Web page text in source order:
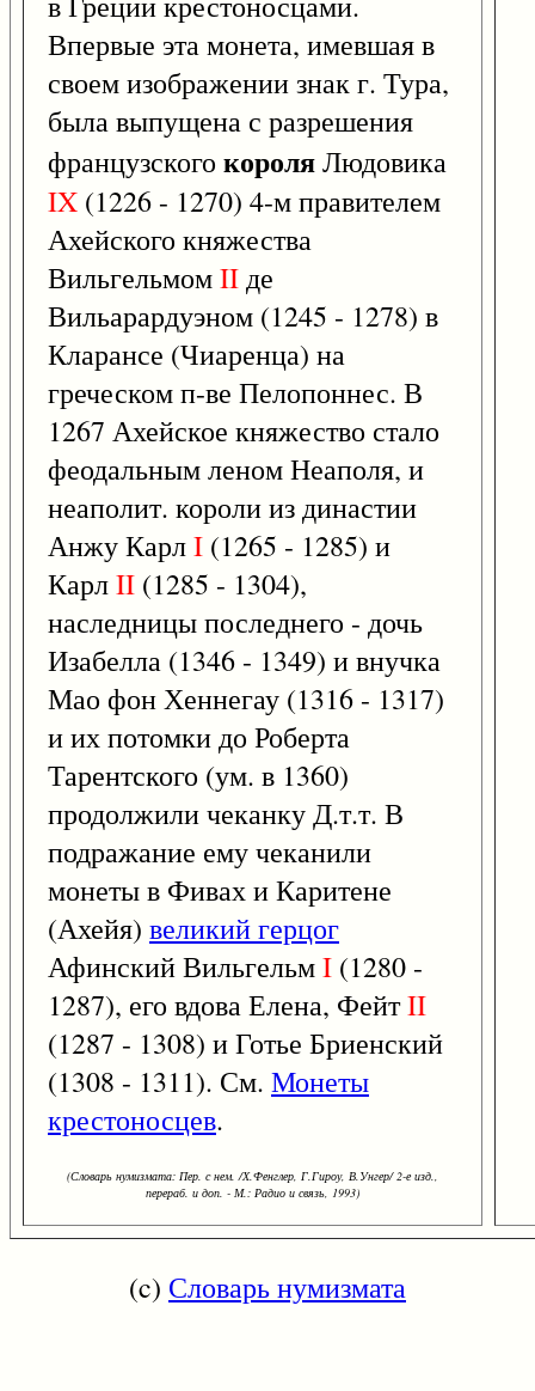
Впервые эта монета, имевшая в
своем изображении знак г. Тура,
была выпущена с разрешения
французского короляЛюдовика
IX (1226 - 1270) 4-м правителем
Ахейского княжества
ВильгельмомIIде
Вильарардуэном (1245 - 1278) в
Кларансе (Чиаренца) на
греческом п-ве Пелопоннес. В
1267 Ахейское княжество стало
феодальным леном Неаполя, и
неаполит. короли из династии
Анжу КарлI (1265 - 1285) и
КарлII (1285 - 1304),
наследницы последнего - дочь
Изабелла (1346 - 1349) и внучка
Мао фон Хеннегау (1316 - 1317)
и их потомки до Роберта
Тарентского (ум. в 1360)
продолжили чеканку Д.т.т. В
подражание ему чеканили
монеты в Фивах и Каритене
(Ахейя) великий герцог
Афинский ВильгельмI (1280 -
1287), его вдова Елена, ФейтII
(1287 - 1308) и Готье Бриенский
(1308 - 1311). См. Монеты
крестоносцев.
(Словарь нумизмата: Пер. с нем. /Х.Фенглер, Г.Гироу, В.Унгер/ 2-е изд.,
перераб. и доп. - М.: Радио и связь, 1993)
(c) Словарь нумизмата